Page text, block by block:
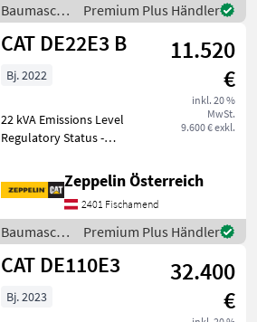
Baumaschinen
/ CAT
Premium Plus Händler
CAT DE22E3 B
11.520
€
inkl. 20 %
MwSt.
9.600 € exkl.
Bj. 2022
22 kVA Emissions Level
Regulatory Status -
Regulatory Status - CAT_CA
Export_EU Export
Regulatory Status -
CAT_R96_US Export Engine
Type - Diesel Ba
Zeppelin Österreich
2401 Fischamend
Baumaschinen
/ CAT
Premium Plus Händler
CAT DE110E3
32.400
€
Bj. 2023